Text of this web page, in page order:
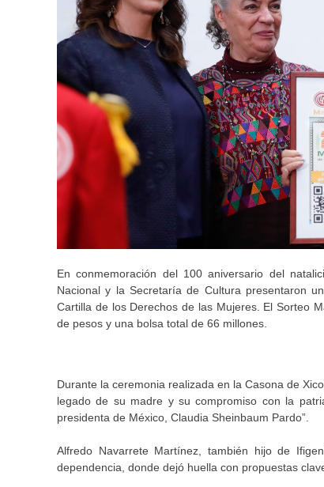
En conmemoración del 100 aniversario del
Nacional y la Secretaría de Cultura presentaron
Cartilla de los Derechos de las Mujeres. El Sorteo
de pesos y una bolsa total de 66 millones.
Durante la ceremonia realizada en la Casona de
legado de su madre y su compromiso con la
presidenta de México, Claudia Sheinbaum Pardo”.
Alfredo Navarrete Martínez, también hijo de
dependencia, donde dejó huella con propuestas